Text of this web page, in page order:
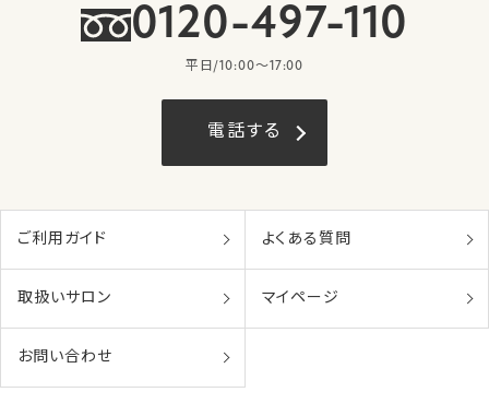
0120-497-110
平日/10:00〜17:00
電話する
ご利用ガイド よくある質問
取扱いサロン マイページ
お問い合わせ